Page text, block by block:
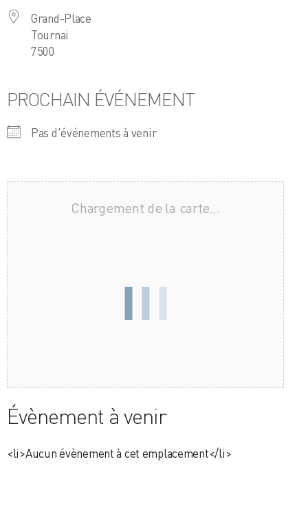
Grand-Place
Tournai
7500
PROCHAIN ÉVÉNEMENT
Pas d'événements à venir
Chargement de la carte…
Évènement à venir
<li>Aucun évènement à cet emplacement</li>